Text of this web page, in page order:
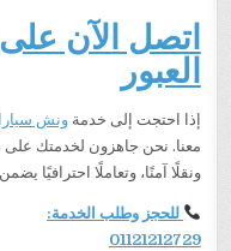
اتصل الآن
العبور
إذا احتجت إلى خدمةونش
ونقلًا آمنًا، وتعاملًا احترافيًا
للحجز وطلب الخدمة:
01121212729